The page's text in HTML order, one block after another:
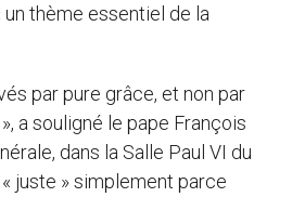
un thème essentiel de la
par pure grâce, et non par
a souligné le pape François
dans la Salle Paul VI du
« juste » simplement parce